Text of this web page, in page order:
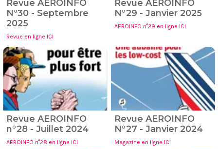
Revue AEROINFO
N°30 - Septembre
2025
Revue en ligne ICI
Revue AEROINFO
N°29 - Janvier 2025
AEROINFO n°29 en ligne ICI
Revue AEROINFO
n°28 - Juillet 2024
AEROINFO n°28 en ligne ICI
Revue AEROINFO
N°27 - Janvier 2024
Magazine en ligne ICI